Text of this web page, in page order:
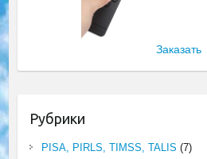
Заказать
Рубрики
PISA, PIRLS, TIMSS, TALIS (7)